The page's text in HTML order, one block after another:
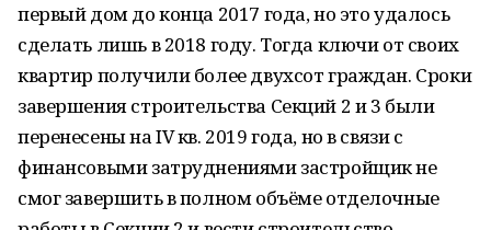
первый дом до конца 2017 года, но это удалось
сделать лишь в 2018 году. Тогда ключи от своих
квартир получили более двухсот граждан. Сроки
завершения строительства Секций 2 и 3 были
перенесены на IV кв. 2019 года, но в связи с
финансовыми затруднениями застройщик не
смог завершить в полном объёме отделочные